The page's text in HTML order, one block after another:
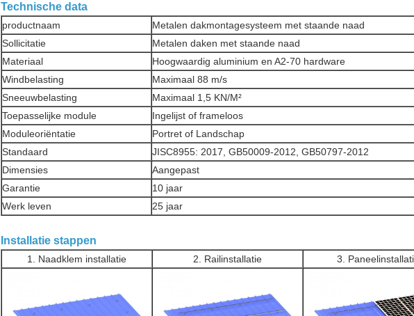
Technische data
productnaam
Metalen dakmontagesysteem met staande naad
Sollicitatie
Metalen daken met staande naad
Materiaal
Hoogwaardig aluminium en A2-70 hardware
Windbelasting
Maximaal 88 m/s
Sneeuwbelasting
Maximaal 1,5 KN/M²
Toepasselijke module
Ingelijst of frameloos
Moduleoriëntatie
Portret of Landschap
Standaard
JISC8955: 2017, GB50009-2012, GB50797-2012
Dimensies
Aangepast
Garantie
10 jaar
Werk leven
25 jaar
Installatie stappen
1. Naadklem installatie 2. Railinstallatie 3.